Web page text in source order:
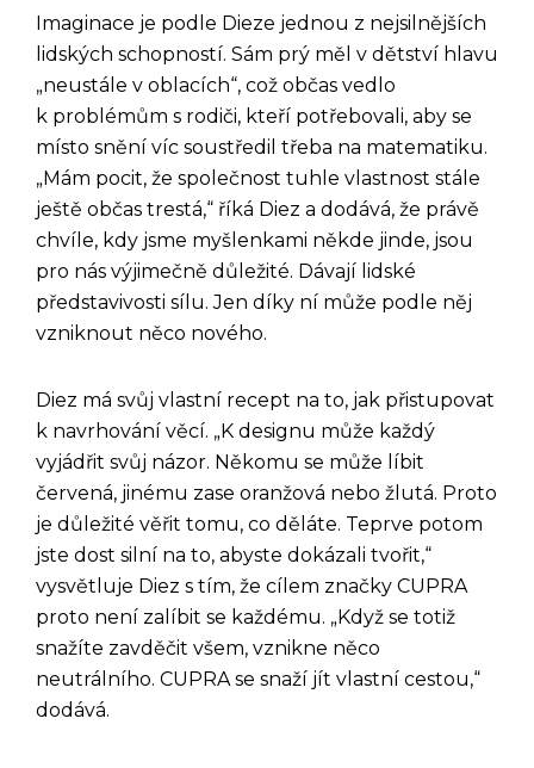
Imaginace je podle Dieze jednou z nejsilnějších
lidských schopností. Sám prý měl v dětství hlavu
„neustále v oblacích“, což občas vedlo
k problémům s rodiči, kteří potřebovali, aby se
místo snění víc soustředil třeba na matematiku.
„Mám pocit, že společnost tuhle vlastnost stále
ještě občas trestá,“ říká Diez a dodává, že právě
chvíle, kdy jsme myšlenkami někde jinde, jsou
pro nás výjimečně důležité. Dávají lidské
představivosti sílu. Jen díky ní může podle něj
vzniknout něco nového.
Diez má svůj vlastní recept na to, jak přistupovat
k navrhování věcí. „K designu může každý
vyjádřit svůj názor. Někomu se může líbit
červená, jinému zase oranžová nebo žlutá. Proto
je důležité věřit tomu, co děláte. Teprve potom
jste dost silní na to, abyste dokázali tvořit,“
vysvětluje Diez s tím, že cílem značky CUPRA
proto není zalíbit se každému. „Když se totiž
snažíte zavděčit všem, vznikne něco
neutrálního. CUPRA se snaží jít vlastní cestou,“
dodává.